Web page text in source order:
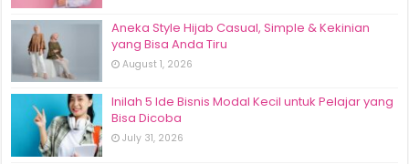
Aneka Style Hijab Casual, Simple & Kekinian
yang Bisa Anda Tiru
August 1, 2026
Inilah 5 Ide Bisnis Modal Kecil untuk Pelajar yang
Bisa Dicoba
July 31, 2026